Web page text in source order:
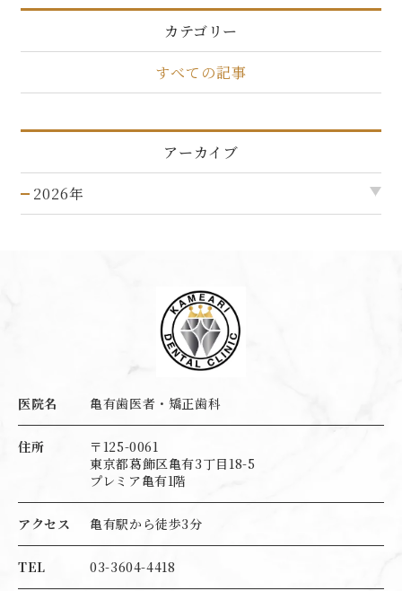
カテゴリー
すべての記事
アーカイブ
2026年
医院名 亀有歯医者・矯正歯科
住所
〒125-0061
東京都葛飾区亀有3丁目18-5
プレミア亀有1階
アクセス 亀有駅から徒歩3分
TEL 03-3604-4418